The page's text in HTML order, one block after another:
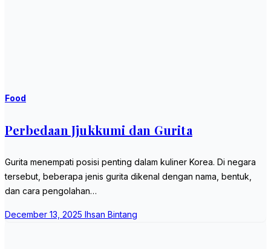
Food
Perbedaan Jjukkumi dan Gurita
Gurita menempati posisi penting dalam kuliner Korea. Di negara
tersebut, beberapa jenis gurita dikenal dengan nama, bentuk,
dan cara pengolahan…
December 13, 2025 Ihsan Bintang